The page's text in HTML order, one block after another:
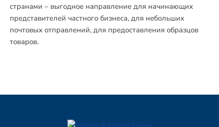
странами – выгодное направление для начинающих
представителей частного бизнеса, для небольших
почтовых отправлений, для предоставления образцов
товаров.